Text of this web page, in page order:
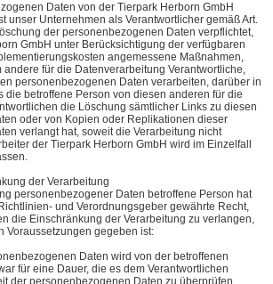
Daten von der Tierpark Herborn GmbH
unser Unternehmen als Verantwortlicher gemäß Art.
der personenbezogenen Daten verpflichtet,
GmbH unter Berücksichtigung der verfügbaren
angemessene Maßnahmen,
andere für die Datenverarbeitung Verantwortliche,
personenbezogenen Daten verarbeiten, darüber in
die betroffene Person von diesen anderen für die
die Löschung sämtlicher Links zu diesen
oder von Kopien oder Replikationen dieser
verlangt hat, soweit die Verarbeitung nicht
der Tierpark Herborn GmbH wird im Einzelfall
der Verarbeitung
personenbezogener Daten betroffene Person hat
und Verordnungsgeber gewährte Recht,
die Einschränkung der Verarbeitung zu verlangen,
Voraussetzungen gegeben ist:
Daten wird von der betroffenen
für eine Dauer, die es dem Verantwortlichen
der personenbezogenen Daten zu überprüfen.